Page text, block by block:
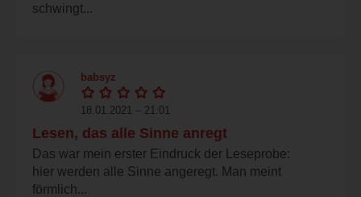
schwingt...
babsyz
18.01.2021 – 21:01
Lesen, das alle Sinne anregt
Das war mein erster Eindruck der Leseprobe:
hier werden alle Sinne angeregt. Man meint
förmlich...